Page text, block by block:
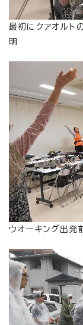
最初にクアオルト
明
ウオーキング出発